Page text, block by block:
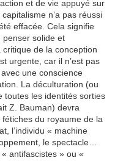
et de vie appuyé sur
n’a pas réussi
effacée. Cela signifie
solide et
de la conception
urgente, car il n’est pas
une conscience
La déculturation (ou
toutes les identités sorties
Z. Bauman) devra
du royaume de la
l’individu « machine
le spectacle…
antifascistes » ou «